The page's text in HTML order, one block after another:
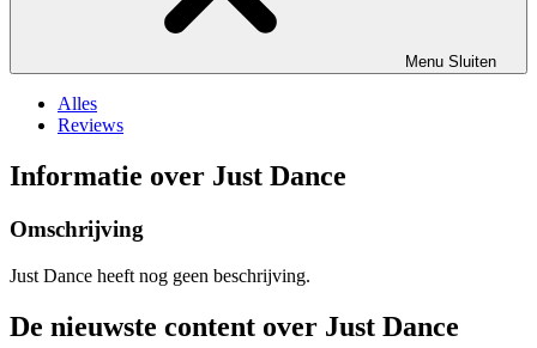
Menu Sluiten
Alles
Reviews
Informatie over Just Dance
Omschrijving
Just Dance heeft nog geen beschrijving.
De nieuwste content over Just Dance